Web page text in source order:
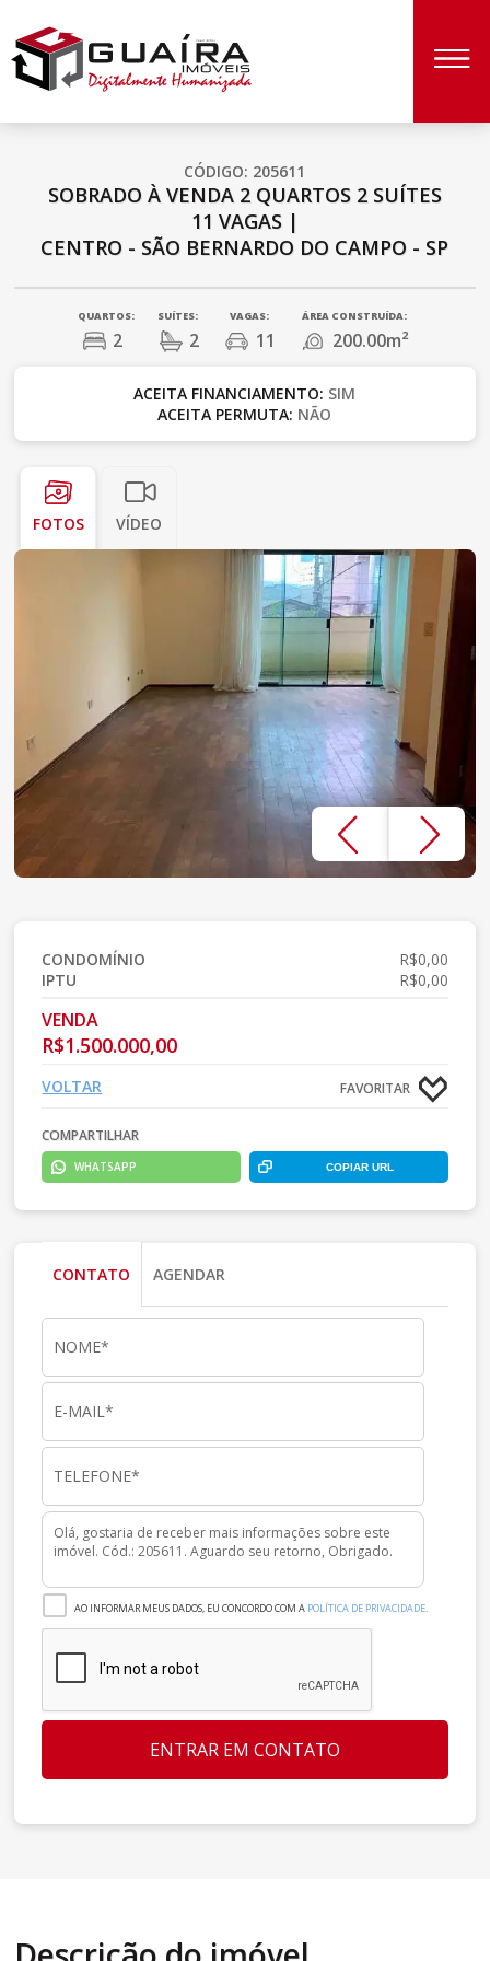
CÓDIGO: 205611
SOBRADO À VENDA 2 QUARTOS 2 SUÍTES
11 VAGAS|
CENTRO - SÃO BERNARDO DO CAMPO - SP
QUARTOS:
2
SUÍTES:
2
VAGAS:
11
ÁREA CONSTRUÍDA:
200.00m²
ACEITA FINANCIAMENTO: SIM
ACEITA PERMUTA: NÃO
FOTOS VÍDEO
CONDOMÍNIO
R$0,00
IPTU
R$0,00
VENDA
R$1.500.000,00
FAVORITAR
VOLTAR
COMPARTILHAR
WHATSAPP COPIAR URL
CONTATO AGENDAR
AO INFORMAR MEUS DADOS, EU CONCORDO COM A POLÍTICA DE PRIVACIDADE.
ENTRAR EM CONTATO